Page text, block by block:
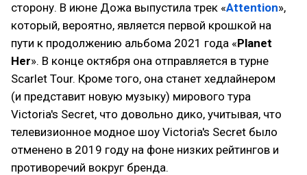
сторону. В июне Дожа выпустила трек «Attention»,
который, вероятно, является первой крошкой на
пути к продолжению альбома 2021 года «Planet
Her». В конце октября она отправляется в турне
Scarlet Tour. Кроме того, она станет хедлайнером
(и представит новую музыку) мирового тура
Victoria's Secret, что довольно дико, учитывая, что
телевизионное модное шоу Victoria's Secret было
отменено в 2019 году на фоне низких рейтингов и
противоречий вокруг бренда.